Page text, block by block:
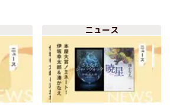
ニュース